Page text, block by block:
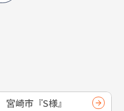
宮崎市『S様』